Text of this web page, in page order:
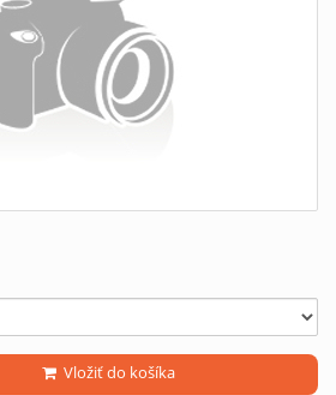
Vložiť do košíka